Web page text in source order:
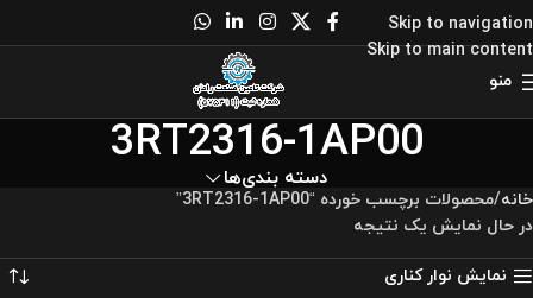
Skip to navigation
Skip to main content
منو
3RT2316-1AP00
دسته بندی‌ها
خانه محصولات برچسب خورده “3RT2316-1AP00”
در حال نمایش یک نتیجه
نمایش نوار کناری